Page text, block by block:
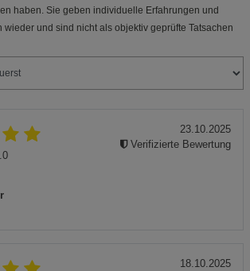
haben. Sie geben individuelle Erfahrungen und
und sind nicht als objektiv geprüfte Tatsachen
23.10.2025
Verifizierte Bewertung
18.10.2025